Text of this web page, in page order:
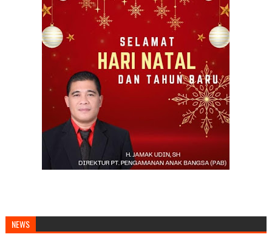
NEWS